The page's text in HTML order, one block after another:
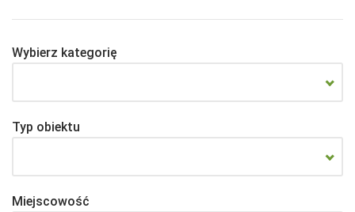
Wybierz kategorię
Typ obiektu
Miejscowość